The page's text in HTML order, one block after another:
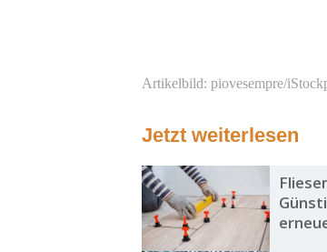
Artikelbild: piovesempre/
Jetzt weiterlesen